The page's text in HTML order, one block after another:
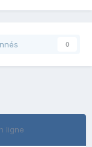
0
ligne